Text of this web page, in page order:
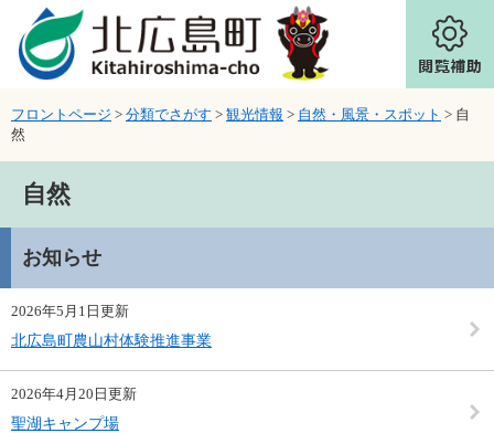
ページの先頭です。
メニューを飛ばして本文へ
フロントページ > 分類でさがす > 観光情報 > 自然・風景・スポット > 自
然
自然
お知らせ
2026年5月1日更新
北広島町農山村体験推進事業
2026年4月20日更新
聖湖キャンプ場